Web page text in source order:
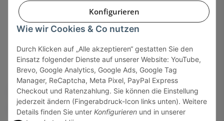
Konfigurieren
Wie wir Cookies & Co nutzen
Durch Klicken auf „Alle akzeptieren“ gestatten Sie den
Einsatz folgender Dienste auf unserer Website: YouTube,
Brevo, Google Analytics, Google Ads, Google Tag
Manager, ReCaptcha, Meta Pixel, PayPal Express
Checkout und Ratenzahlung. Sie können die Einstellung
jederzeit ändern (Fingerabdruck-Icon links unten). Weitere
Details finden Sie unter Konfigurieren und in unserer
Sicher bezahlen via: